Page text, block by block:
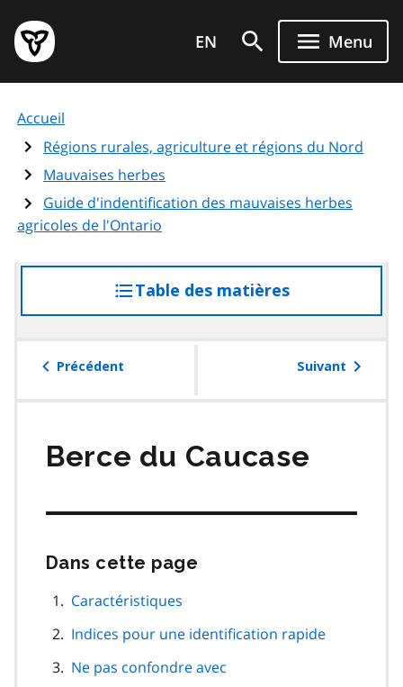
au
contenu
principal
Page
d'accueil
de
l'Ontario
EN Menu
Accueil
Régions rurales, agriculture et régions du Nord
Mauvaises herbes
Guide d'indentification des mauvaises herbes
agricoles de l'Ontario
Table des matières
à
table
Précédent Suivant
Berce du Caucase
Dans cette page
page
Caractéristiques
Indices pour une identification rapide
Ne pas confondre avec